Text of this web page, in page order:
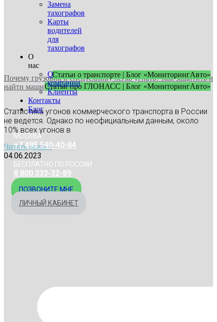
Замена
тахографов
Карты
водителей
для
тахографов
О
нас
О
компании
Клиенты
Контакты
Блог
МОСКВА
+7 495 540-40-84
БЕСПЛАТНО ПО РОССИИ
8 800 333-32-89
ПОЗВОНИТЕ МНЕ
ЛИЧНЫЙ КАБИНЕТ
Статьи о транспорте | Блог «МониторингАвто»
Статьи про ГЛОНАСС | Блог «МониторингАвто»
Почему грузовик и спецтехнику легко угнать? Как защитить и
найти машину
Cтатистика угонов коммерческого транспорта в России
не ведется. Однако по неофициальным данным, около
10% всех угонов в
Читать далее »
04.06.2023